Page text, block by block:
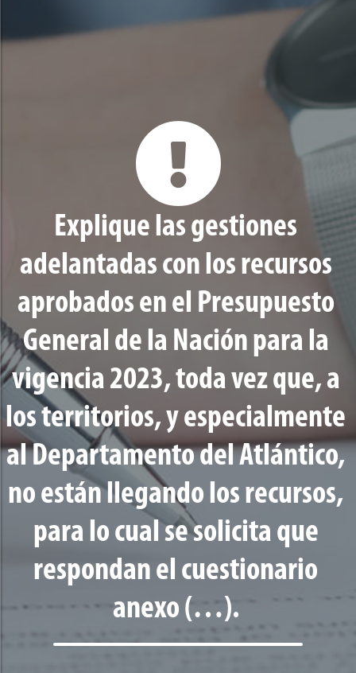
Explique las gestiones
adelantadas con los recursos
aprobados en el Presupuesto
General de la Nación para la
vigencia 2023, toda vez que, a
los territorios, y especialmente
al Departamento del Atlántico,
no están llegando los recursos,
para lo cual se solicita que
respondan el cuestionario
anexo (…).